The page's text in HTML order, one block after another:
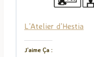
L’Atelier d’Hestia
J’aime Ça :